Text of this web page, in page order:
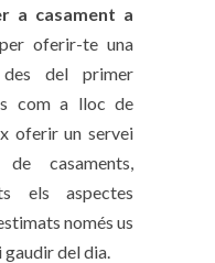
a casament a
oferir-te una
des del primer
com a lloc de
oferir un servei
de casaments,
els aspectes
només us
del dia.